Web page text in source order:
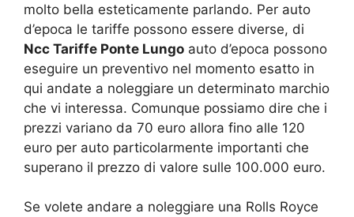
molto bella esteticamente parlando. Per auto
d’epoca le tariffe possono essere diverse, di
Ncc Tariffe Ponte Lungo auto d’epoca possono
eseguire un preventivo nel momento esatto in
qui andate a noleggiare un determinato marchio
che vi interessa. Comunque possiamo dire che i
prezzi variano da 70 euro allora fino alle 120
euro per auto particolarmente importanti che
superano il prezzo di valore sulle 100.000 euro.
Se volete andare a noleggiare una Rolls Royce